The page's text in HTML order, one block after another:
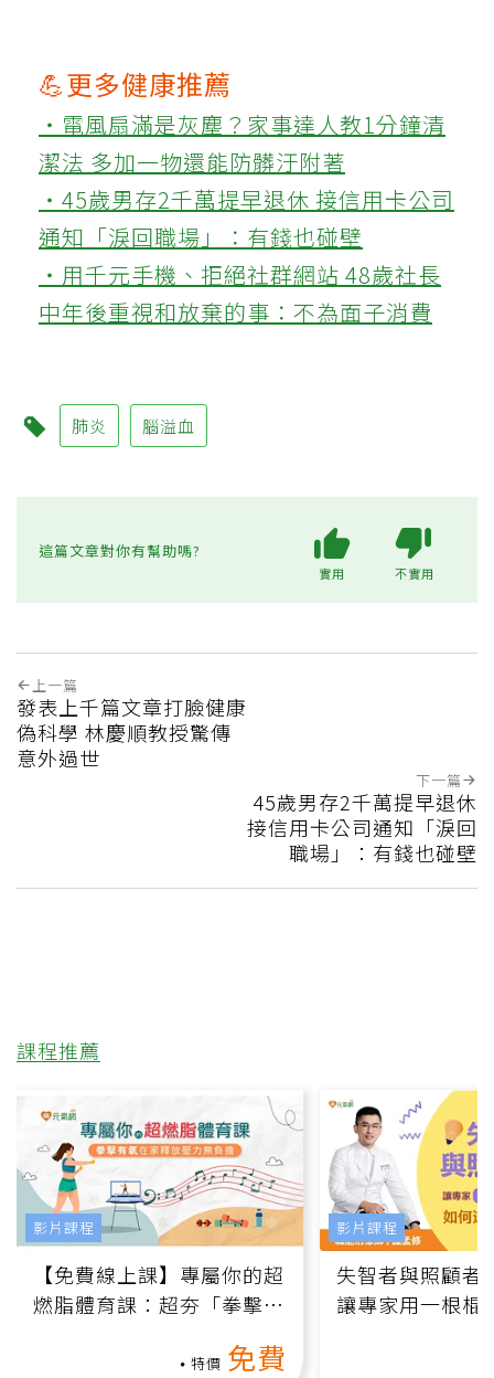
💪更多健康推薦
‧電風扇滿是灰塵？家事達人教1分鐘清
潔法 多加一物還能防髒汙附著
‧45歲男存2千萬提早退休 接信用卡公司
通知「淚回職場」：有錢也碰壁
‧用千元手機、拒絕社群網站 48歲社長
中年後重視和放棄的事：不為面子消費
肺炎 腦溢血
這篇文章對你有幫助嗎?
實用 不實用
上一篇
發表上千篇文章打臉健康
偽科學 林慶順教授驚傳
意外過世
下一篇
45歲男存2千萬提早退休
接信用卡公司通知「淚回
職場」：有錢也碰壁
課程推薦
【免費線上課】專屬你的超
燃脂體育課：超夯「拳擊有
特價 免費
影片課程
失智者與照顧者
讓專家用一根棍
影片課程